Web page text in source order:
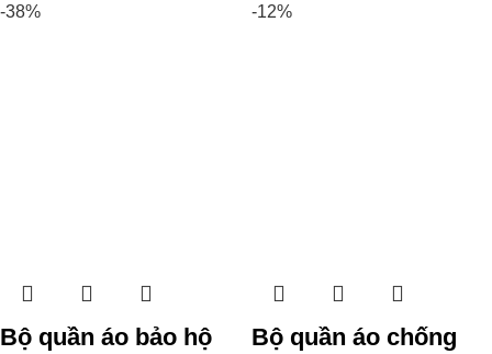
-38%
Bộ quần áo bảo hộ
-12%
Bộ quần áo chống